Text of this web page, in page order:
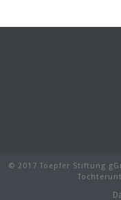
© 2017 Toepfer Stiftung